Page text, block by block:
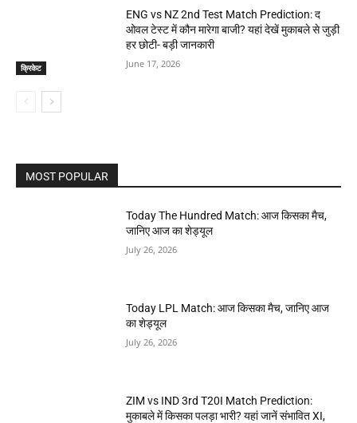
क्रिकेट
ENG vs NZ 2nd Test Match Prediction: द
ओवल टेस्ट में कौन मारेगा बाजी? यहां देखें मुकाबले से जुड़ी
हर छोटी- बड़ी जानकारी
June 17, 2026
MOST POPULAR
Today The Hundred Match: आज किसका मैच,
जानिए आज का शेड्यूल
July 26, 2026
Today LPL Match: आज किसका मैच, जानिए आज
का शेड्यूल
July 26, 2026
ZIM vs IND 3rd T20I Match Prediction:
मुकाबले में किसका पलड़ा भारी? यहां जानें संभावित XI,